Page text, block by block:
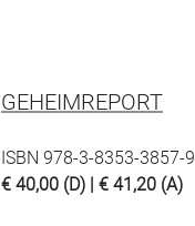
GEHEIMREPORT
ISBN 978-3-8353-3857-9
€ 40,00 (D) | € 41,20 (A)